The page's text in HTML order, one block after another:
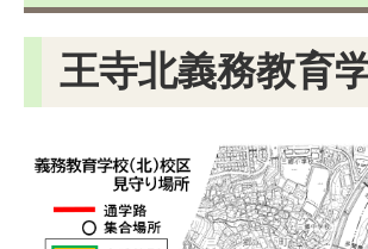
王寺北義務教育